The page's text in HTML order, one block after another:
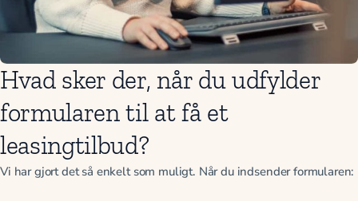
Hvad sker der, når du udfylder
formularen til at få et
leasingtilbud?
Vi har gjort det så enkelt som muligt. Når du indsender formularen: